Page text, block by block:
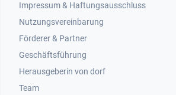
Impressum & Haftungsausschluss
Nutzungsvereinbarung
Footer 2
Förderer & Partner
Geschäftsführung
Herausgeberin von dorf
Team